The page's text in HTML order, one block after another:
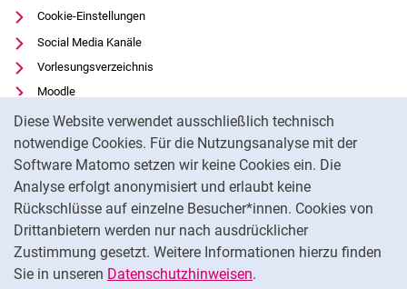
Diese Website verwendet ausschließlich technisch
notwendige Cookies. Für die Nutzungsanalyse mit der
Software Matomo setzen wir keine Cookies ein. Die
Analyse erfolgt anonymisiert und erlaubt keine
Rückschlüsse auf einzelne Besucher*innen. Cookies von
Drittanbietern werden nur nach ausdrücklicher
Zustimmung gesetzt. Weitere Informationen hierzu finden
Sie in unseren Datenschutzhinweisen.
Cookie-Einstellungen
Social Media Kanäle
Vorlesungsverzeichnis
Moodle
Panopto
Universitätsbibliothek
Datenschutz
Barrierefreiheit
Transparenter KI-Einsatz